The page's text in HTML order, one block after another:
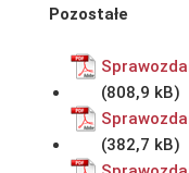
Pozostałe